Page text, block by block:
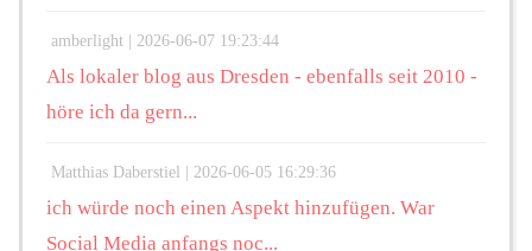
amberlight | 2026-06-07 19:23:44
Als lokaler blog aus Dresden - ebenfalls seit 2010 -
höre ich da gern...
Matthias Daberstiel | 2026-06-05 16:29:36
ich würde noch einen Aspekt hinzufügen. War
Social Media anfangs noc...